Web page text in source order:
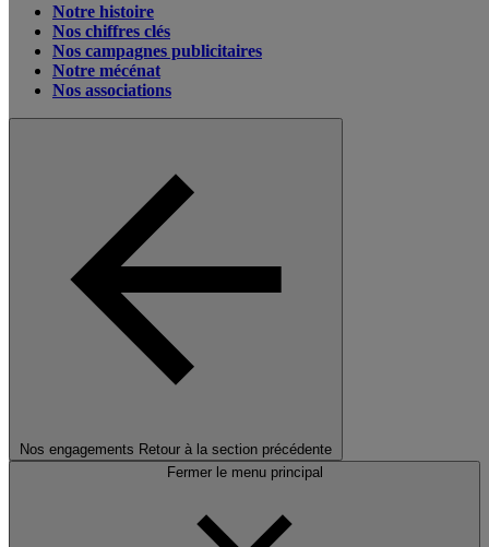
Notre histoire
Nos chiffres clés
Nos campagnes publicitaires
Notre mécénat
Nos associations
Nos engagements Retour à la section précédente
Fermer le menu principal